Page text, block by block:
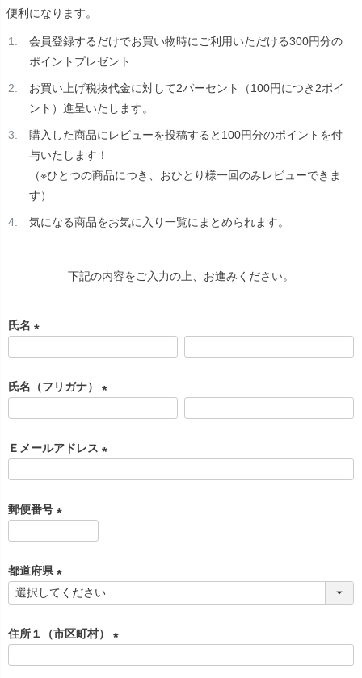
便利になります。
会員登録するだけでお買い物時にご利用いただける300円分の
ポイントプレゼント
お買い上げ税抜代金に対して2パーセント（100円につき2ポイ
ント）進呈いたします。
購入した商品にレビューを投稿すると100円分のポイントを付
与いたします！
（※ひとつの商品につき、おひとり様一回のみレビューできま
す）
気になる商品をお気に入り一覧にまとめられます。
下記の内容をご入力の上、お進みください。
氏名
須
氏名（フリガナ）
須
Ｅメールアドレス
郵便番号
須
)
都道府県
(
須
住所１（市区町村）